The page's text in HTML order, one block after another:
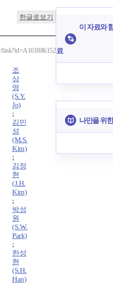
한글로보기
link?id=A101886152
조
상
영
(S.Y.
Jo)
;
김민
성
(M.S.
Kim)
;
김정
현
(J.H.
Kim)
;
박성
원
(S.W.
Park)
;
한성
현
(S.H.
Han)
이 자료와
료
나만을 위